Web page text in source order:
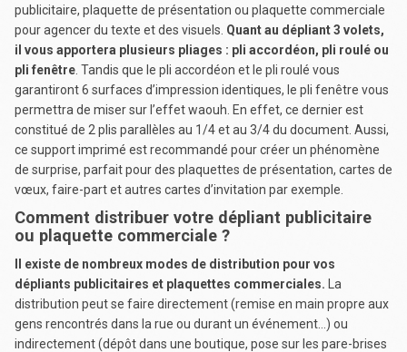
publicitaire, plaquette de présentation ou plaquette commerciale
pour agencer du texte et des visuels. Quant au dépliant 3 volets,
il vous apportera plusieurs pliages : pli accordéon, pli roulé ou
pli fenêtre . Tandis que le pli accordéon et le pli roulé vous
garantiront 6 surfaces d’impression identiques, le pli fenêtre vous
permettra de miser sur l’effet waouh. En effet, ce dernier est
constitué de 2 plis parallèles au 1/4 et au 3/4 du document. Aussi,
ce support imprimé est recommandé pour créer un phénomène
de surprise, parfait pour des plaquettes de présentation, cartes de
vœux, faire-part et autres cartes d’invitation par exemple.
Comment distribuer votre dépliant publicitaire
ou plaquette commerciale ?
Il existe de nombreux modes de distribution pour vos
dépliants publicitaires et plaquettes commerciales. La
distribution peut se faire directement (remise en main propre aux
gens rencontrés dans la rue ou durant un événement…) ou
indirectement (dépôt dans une boutique, pose sur les pare-brises